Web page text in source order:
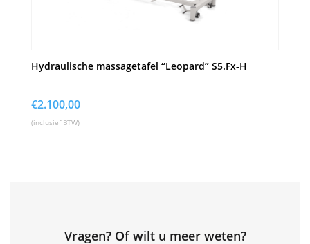
Hydraulische massagetafel “Leopard” S5.Fx-H
€2.100,00
(inclusief BTW)
Vragen? Of wilt u meer weten?